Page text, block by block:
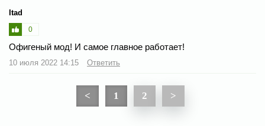
Itad
0
Офигеный мод! И самое главное работает!
10 июля 2022 14:15 Ответить
< 1 2 >